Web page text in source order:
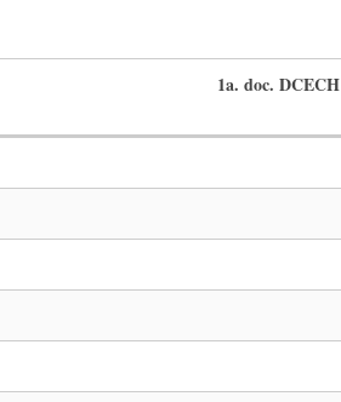
1a. doc. DCECH